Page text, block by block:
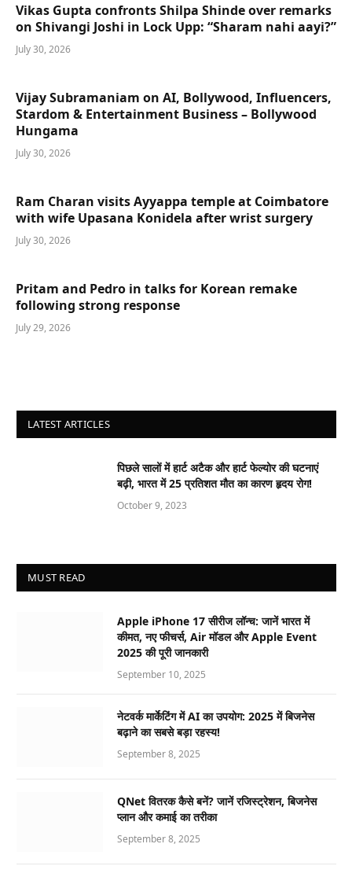
Vikas Gupta confronts Shilpa Shinde over remarks
on Shivangi Joshi in Lock Upp: “Sharam nahi aayi?”
July 30, 2026
Vijay Subramaniam on AI, Bollywood, Influencers,
Stardom & Entertainment Business – Bollywood
Hungama
July 30, 2026
Ram Charan visits Ayyappa temple at Coimbatore
with wife Upasana Konidela after wrist surgery
July 30, 2026
Pritam and Pedro in talks for Korean remake
following strong response
July 29, 2026
LATEST ARTICLES
पिछले सालों में हार्ट अटैक और हार्ट फेल्योर की घटनाएं
बढ़ी, भारत में 25 प्रतिशत मौत का कारण हृदय रोग!
October 9, 2023
MUST READ
Apple iPhone 17 सीरीज लॉन्च: जानें भारत में
कीमत, नए फीचर्स, Air मॉडल और Apple Event
2025 की पूरी जानकारी
September 10, 2025
नेटवर्क मार्केटिंग में AI का उपयोग: 2025 में बिजनेस
बढ़ाने का सबसे बड़ा रहस्य!
September 8, 2025
QNet वितरक कैसे बनें? जानें रजिस्ट्रेशन, बिजनेस
प्लान और कमाई का तरीका
September 8, 2025